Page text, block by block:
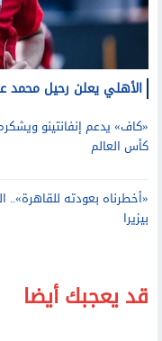
الأهلي يعلن رحيل محمد
«كاف» يدعم إنفانتينو
كأس العالم
«أخطرناه بعودته
بيزيرا
قد يعجبك أيضا